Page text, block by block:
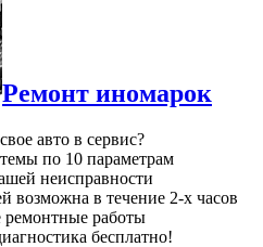
Ремонт иномарок
авто в сервис?
по 10 параметрам
неисправности
возможна в течение 2-х часов
ремонтные работы
бесплатно!